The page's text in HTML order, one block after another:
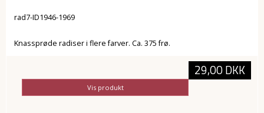
rad7-ID1946-1969
Knassprøde radiser i flere farver. Ca. 375 frø.
29,00 DKK
Vis produkt